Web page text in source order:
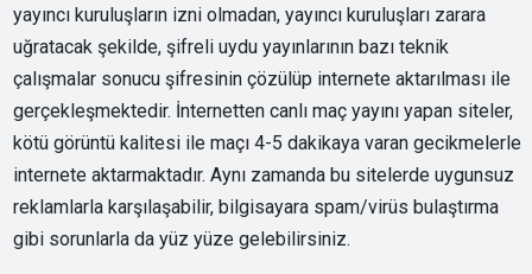
yayıncı kuruluşların izni olmadan, yayıncı kuruluşları zarara
uğratacak şekilde, şifreli uydu yayınlarının bazı teknik
çalışmalar sonucu şifresinin çözülüp internete aktarılması ile
gerçekleşmektedir. İnternetten canlı maç yayını yapan siteler,
kötü görüntü kalitesi ile maçı 4-5 dakikaya varan gecikmelerle
internete aktarmaktadır. Aynı zamanda bu sitelerde uygunsuz
reklamlarla karşılaşabilir, bilgisayara spam/virüs bulaştırma
gibi sorunlarla da yüz yüze gelebilirsiniz.